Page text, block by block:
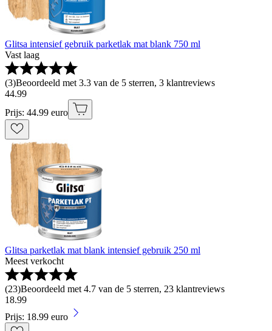
Glitsa intensief gebruik parketlak mat blank 750 ml
Vast laag
(3)Beoordeeld met 3.3 van de 5 sterren, 3 klantreviews
44.99
Prijs: 44.99 euro
Glitsa parketlak mat blank intensief gebruik 250 ml
Meest verkocht
(23)Beoordeeld met 4.7 van de 5 sterren, 23 klantreviews
18.99
Prijs: 18.99 euro